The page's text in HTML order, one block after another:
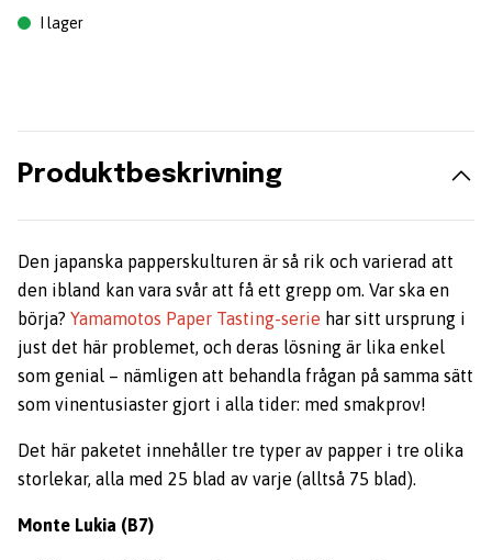
I lager
Produktbeskrivning
Den japanska papperskulturen är så rik och varierad att
den ibland kan vara svår att få ett grepp om. Var ska en
börja? Yamamotos Paper Tasting-serie har sitt ursprung i
just det här problemet, och deras lösning är lika enkel
som genial – nämligen att behandla frågan på samma sätt
som vinentusiaster gjort i alla tider: med smakprov!
Det här paketet innehåller tre typer av papper i tre olika
storlekar, alla med 25 blad av varje (alltså 75 blad).
Monte Lukia (B7)